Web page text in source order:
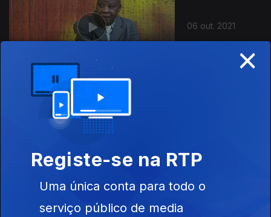
06 out. 2021
×
Registe-se na RTP
Uma única conta para todo o
serviço público de media